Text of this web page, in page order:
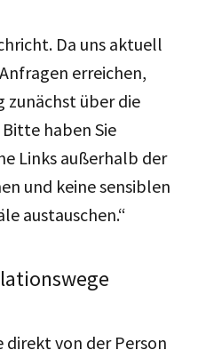
Da uns aktuell
erreichen,
zunächst über die
haben Sie
Links außerhalb der
und keine sensiblen
austauschen.“
von der Person